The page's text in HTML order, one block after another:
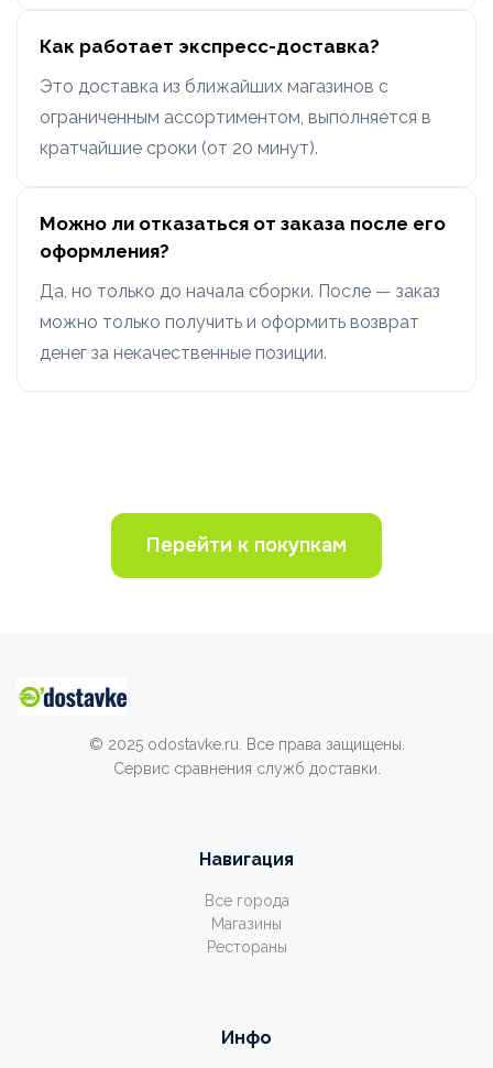
Как работает экспресс-доставка?
Это доставка из ближайших магазинов с
ограниченным ассортиментом, выполняется в
кратчайшие сроки (от 20 минут).
Можно ли отказаться от заказа после его
оформления?
Да, но только до начала сборки. После — заказ
можно только получить и оформить возврат
денег за некачественные позиции.
Перейти к покупкам
© 2025 odostavke.ru. Все права защищены.
Сервис сравнения служб доставки.
Навигация
Все города
Магазины
Рестораны
Инфо